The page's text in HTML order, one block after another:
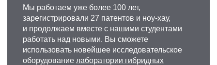
Мы работаем уже более 100 лет,
зарегистрировали 27 патентов и ноу-хау,
и продолжаем вместе с нашими студентами
работать над новыми. Вы сможете
использовать новейшее исследовательское
оборудование лаборатории гибридных